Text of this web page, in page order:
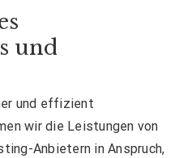
und
und effizient
wir die Leistungen von
Anbietern in Anspruch,